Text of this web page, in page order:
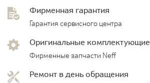
Фирменная гарантия
Гарантия сервисного центра
Оригинальные комплектующие
Фирменные запчасти Neff
Ремонт в день обращения